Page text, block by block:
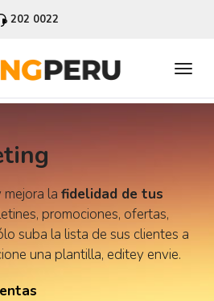
202 0022
mejora la fidelidad de tus
promociones, ofertas,
suba la lista de sus clientes a
una plantilla, editey envie.